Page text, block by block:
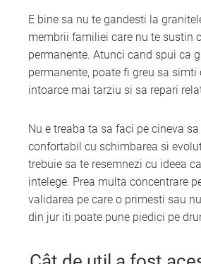
E bine sa nu te gandesti la
membrii familiei care nu te sustin
permanente. Atunci cand spui ca
permanente, poate fi greu sa simti
intoarce mai tarziu si sa repari
Nu e treaba ta sa faci pe cineva
confortabil cu schimbarea si
trebuie sa te resemnezi cu ideea
intelege. Prea multa concentrare
validarea pe care o primesti sau
din jur iti poate pune piedici pe